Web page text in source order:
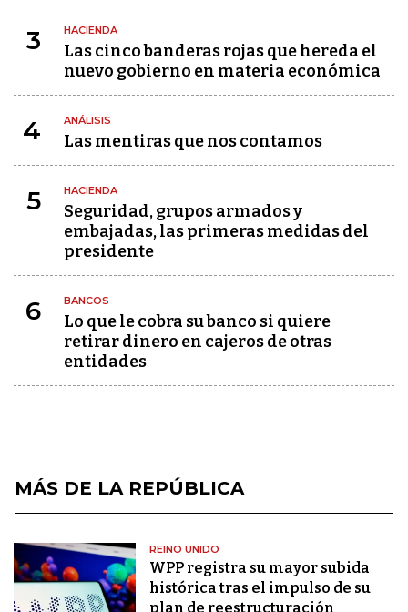
3 HACIENDA
Las cinco banderas rojas que hereda el
nuevo gobierno en materia económica
4 ANÁLISIS
Las mentiras que nos contamos
5 HACIENDA
Seguridad, grupos armados y
embajadas, las primeras medidas del
presidente
6 BANCOS
Lo que le cobra su banco si quiere
retirar dinero en cajeros de otras
entidades
MÁS DE LA REPÚBLICA
REINO UNIDO
WPP registra su mayor subida
histórica tras el impulso de su
plan de reestructuración